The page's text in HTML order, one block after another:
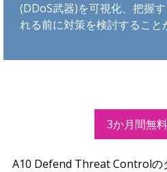
(DDoS武器)を可視化、把握
れる前に対策を検討すること
3か月間無
A10 Defend Threat Controlの